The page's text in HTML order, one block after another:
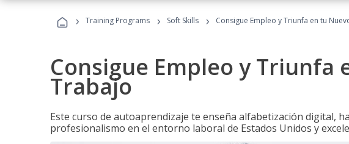
› Training Programs › Soft Skills › Consigue Empleo y Triunfa en tu
Consigue Empleo y Triunfa
Trabajo
Este curso de autoaprendizaje te enseña alfabetización digital,
profesionalismo en el entorno laboral de Estados Unidos y